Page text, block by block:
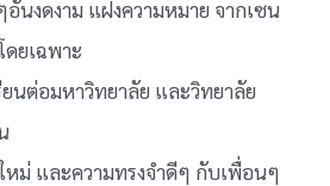
นงดงาม แฝงความหมาย จากเซน
ดยเฉพาะ
ยนต่อมหาวิทยาลัย และวิทยาลัย
หม่ และความทรงจำดีๆ กับเพื่อนๆ